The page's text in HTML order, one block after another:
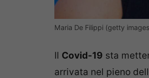
Maria De Filippi (getty
Il Covid-19 sta
arrivata nel pieno